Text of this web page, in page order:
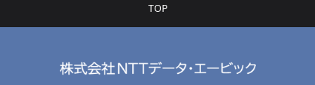
TOP